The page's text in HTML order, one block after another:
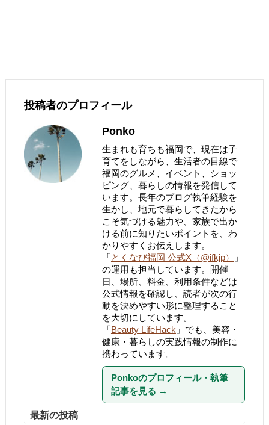
投稿者のプロフィール
Ponko
生まれも育ちも福岡で、現在は子
育てをしながら、生活者の目線で
福岡のグルメ、イベント、ショッ
ピング、暮らしの情報を発信して
います。長年のブログ執筆経験を
生かし、地元で暮らしてきたから
こそ気づける魅力や、家族で出か
ける前に知りたいポイントを、わ
かりやすくお伝えします。
「とくなび福岡 公式X（@ifkjp）
」
の運用も担当しています。開催
日、場所、料金、利用条件などは
公式情報を確認し、読者が次の行
動を決めやすい形に整理すること
を大切にしています。
「Beauty LifeHack 」でも、美容・
健康・暮らしの実践情報の制作に
携わっています。
Ponkoのプロフィール・執筆
記事を見る →
最新の投稿